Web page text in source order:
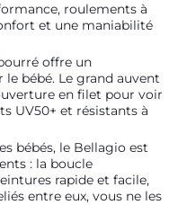
roulements à
et une maniabilité
offre un
bébé. Le grand auvent
en filet pour voir
UV50+ et résistants à
bébés, le Bellagio est
: la boucle
rapide et facile,
entre eux, vous ne les